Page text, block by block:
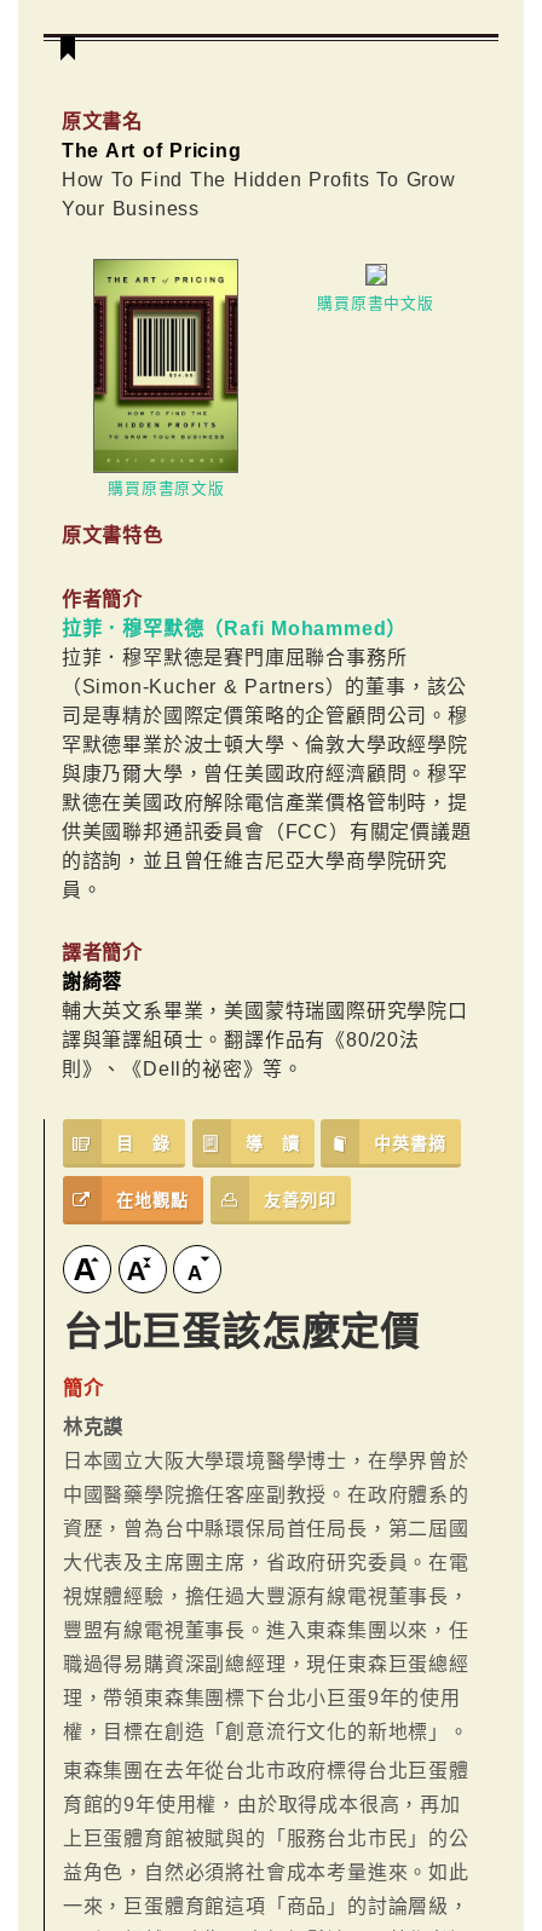
原文書名
The Art of Pricing
How To Find The Hidden Profits To Grow
Your Business
購買原書原文版
購買原書中文版
原文書特色
作者簡介
拉菲．穆罕默德（Rafi Mohammed）
拉菲．穆罕默德是賽門庫屈聯合事務所
（Simon-Kucher & Partners）的董事，該公
司是專精於國際定價策略的企管顧問公司。穆
罕默德畢業於波士頓大學、倫敦大學政經學院
與康乃爾大學，曾任美國政府經濟顧問。穆罕
默德在美國政府解除電信產業價格管制時，提
供美國聯邦通訊委員會（FCC）有關定價議題
的諮詢，並且曾任維吉尼亞大學商學院研究
員。
譯者簡介
謝綺蓉
輔大英文系畢業，美國蒙特瑞國際研究學院口
譯與筆譯組碩士。翻譯作品有《80/20法
則》、《Dell的祕密》等。
目 錄 導 讀 中英書摘
在地觀點 友善列印
台北巨蛋該怎麼定價
簡介
林克謨
日本國立大阪大學環境醫學博士，在學界曾於
中國醫藥學院擔任客座副教授。在政府體系的
資歷，曾為台中縣環保局首任局長，第二屆國
大代表及主席團主席，省政府研究委員。在電
視媒體經驗，擔任過大豐源有線電視董事長，
豐盟有線電視董事長。進入東森集團以來，任
職過得易購資深副總經理，現任東森巨蛋總經
理，帶領東森集團標下台北小巨蛋9年的使用
權，目標在創造「創意流行文化的新地標」。
東森集團在去年從台北市政府標得台北巨蛋體
育館的9年使用權，由於取得成本很高，再加
上巨蛋體育館被賦與的「服務台北市民」的公
益角色，自然必須將社會成本考量進來。如此
一來，巨蛋體育館這項「商品」的討論層級，